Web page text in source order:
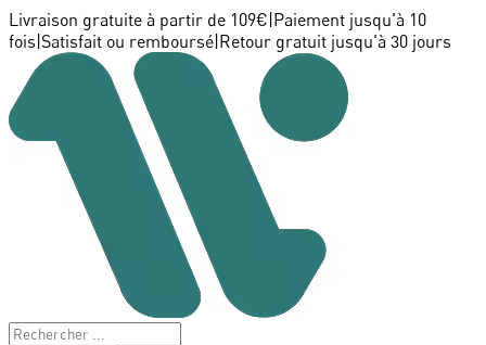
Livraison gratuite à partir de 109€ Paiement jusqu'à 10
fois Satisfait ou remboursé Retour gratuit jusqu'à 30 jours